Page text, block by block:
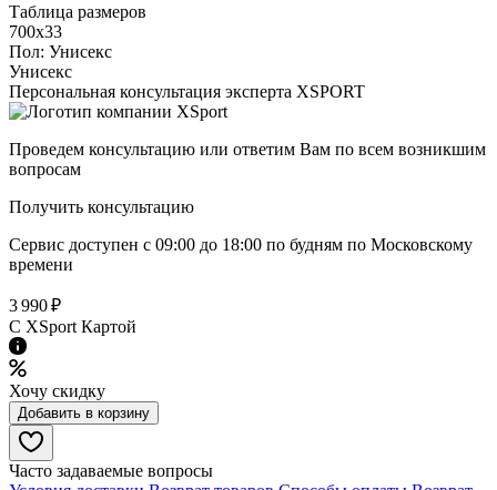
Таблица размеров
700х33
Пол: Унисекс
Унисекс
Персональная консультация эксперта XSPORT
Проведем консультацию или ответим Вам по всем возникшим
вопросам
Получить консультацию
Сервис доступен с 09:00 до 18:00 по будням по Московcкому
времени
3 990 ₽
C XSport Картой
Хочу скидку
Добавить в корзину
Часто задаваемые вопросы